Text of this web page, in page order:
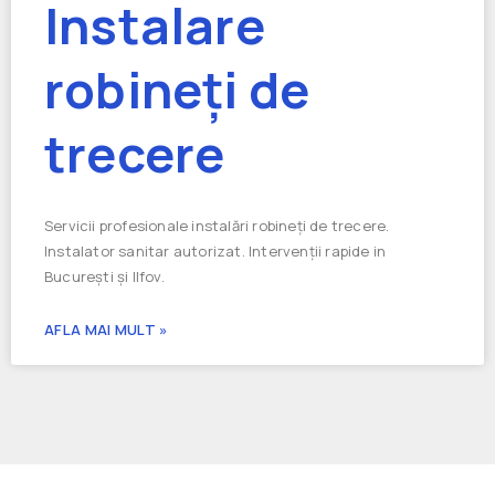
Instalare
robineți de
trecere
Servicii profesionale instalări robineți de trecere.
Instalator sanitar autorizat. Intervenții rapide in
București și Ilfov.
AFLA MAI MULT »